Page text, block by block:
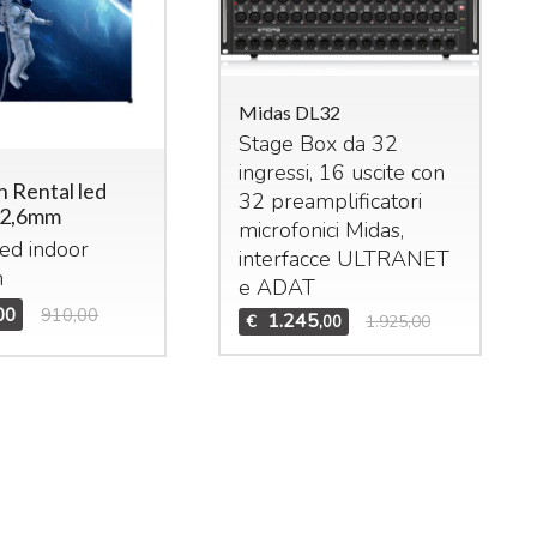
Rental led
indoor
910,00
M32R Live
digitale per live
40 ingressi –
(16 Aux, 6
LCR). n°8 effetti
interni, n°8
gruppi di mute.
Midas DL32
Stage Box da 32
ingressi, 16 uscite con
32 preamplificatori
microfonici Midas,
interfacce ULTRANET
eADAT
€ 1.245,00 1.925,00